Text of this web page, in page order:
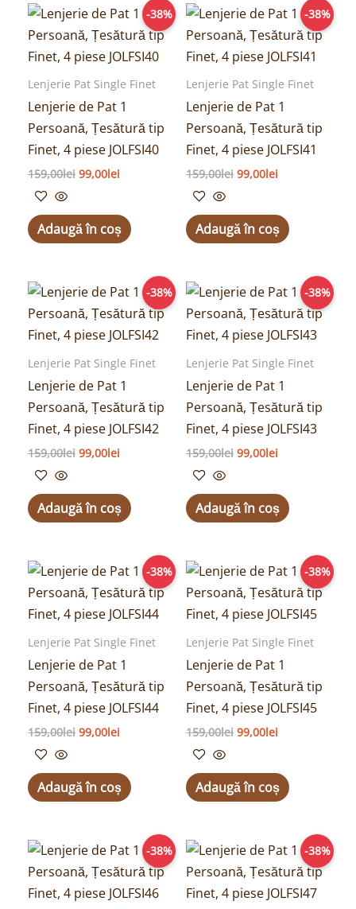
-38%
Lenjerie Pat Single Finet
Lenjerie de Pat 1
Persoană, Țesătură tip
Finet, 4 piese JOLFSI40
159,00lei
Prețul
inițial
a
fost:
159,00lei.
99,00lei
Prețul
curent
este:
99,00lei.
Adaugă în coș
-38%
Lenjerie Pat Single Finet
Lenjerie de Pat 1
Persoană, Țesătură tip
Finet, 4 piese JOLFSI41
159,00lei
Prețul
inițial
a
fost:
159,00lei.
99,00lei
Prețul
curent
este:
99,00lei.
Adaugă în coș
-38%
Lenjerie Pat Single Finet
Lenjerie de Pat 1
Persoană, Țesătură tip
Finet, 4 piese JOLFSI42
159,00lei
Prețul
a
fost:
159,00lei.
99,00lei
Prețul
curent
este:
99,00lei.
Adaugă în coș
-38%
Lenjerie Pat Single Finet
Lenjerie de Pat 1
Persoană, Țesătură tip
Finet, 4 piese JOLFSI43
159,00lei
Prețul
a
fost:
159,00lei.
99,00lei
Prețul
curent
este:
99,00lei.
Adaugă în coș
-38%
Lenjerie Pat Single Finet
Lenjerie de Pat 1
Persoană, Țesătură tip
Finet, 4 piese JOLFSI44
159,00lei
Prețul
a
fost:
159,00lei.
99,00lei
Prețul
curent
este:
99,00lei.
Adaugă în coș
-38%
Lenjerie Pat Single Finet
Lenjerie de Pat 1
Persoană, Țesătură tip
Finet, 4 piese JOLFSI45
159,00lei
Prețul
a
fost:
159,00lei.
99,00lei
Prețul
curent
este:
99,00lei.
Adaugă în coș
-38%
Prețul
inițial
a
fost:
159,00lei.
Prețul
curent
este:
99,00lei.
-38%
Prețul
inițial
a
fost:
159,00lei.
Prețul
curent
este:
99,00lei.